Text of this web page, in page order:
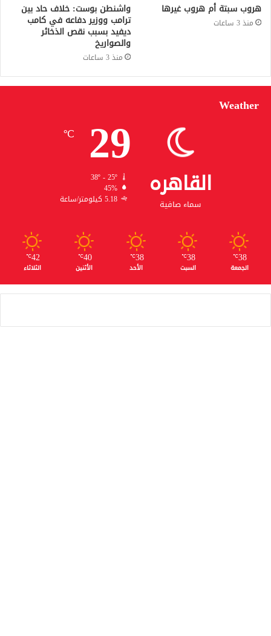
هروب سبتة أم هروب غيرها
منذ 3 ساعات
واشنطن بوست: خلاف حاد بين
ترامب ووزير دفاعه في كامب
ديفيد بسبب نقص الذخائر
والصواريخ
منذ 3 ساعات
Weather
القاهره
سماء صافية
29
℃
38º - 25º
45%
5.18 كيلومتر/ساعة
38
℃
الجمعة
38
℃
السبت
38
℃
الأحد
40
℃
الأثنين
42
℃
الثلاثاء